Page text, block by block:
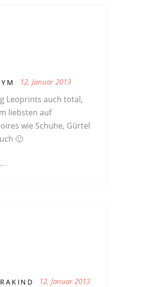
12. Januar 2013
Leoprints auch total,
liebsten auf
wie Schuhe, Gürtel
🙂
12. Januar 2013